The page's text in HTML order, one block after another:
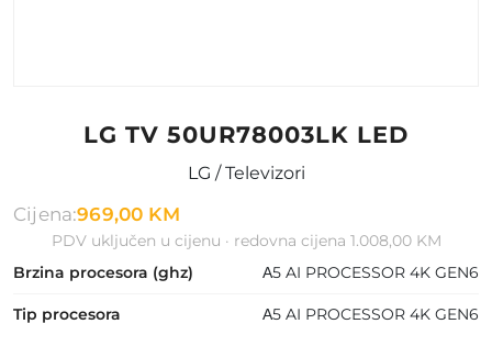
LG TV 50UR78003LK LED
LG / Televizori
Cijena:969,00 KM
PDV uključen u cijenu · redovna cijena 1.008,00 KM
Brzina procesora (ghz)
Α5 AI PROCESSOR 4K GEN6
Tip procesora Α5 AI PROCESSOR 4K GEN6